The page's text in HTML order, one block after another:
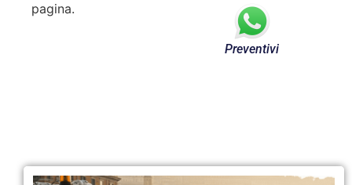
pagina.
Preventivi